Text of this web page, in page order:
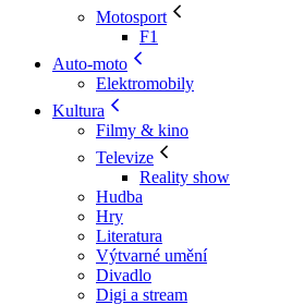
Motosport
F1
Auto-moto
Elektromobily
Kultura
Filmy & kino
Televize
Reality show
Hudba
Hry
Literatura
Výtvarné umění
Divadlo
Digi a stream